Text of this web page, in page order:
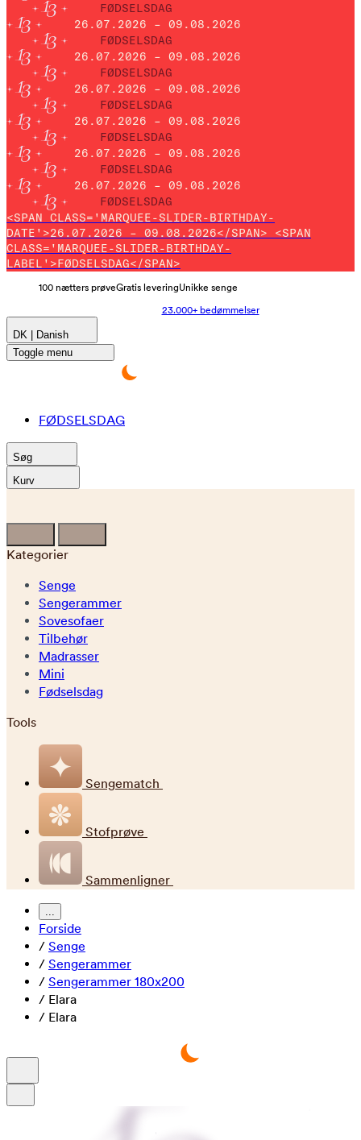
FØDSELSDAG
26.07.2026 – 09.08.2026
FØDSELSDAG
26.07.2026 – 09.08.2026
FØDSELSDAG
26.07.2026 – 09.08.2026
FØDSELSDAG
26.07.2026 – 09.08.2026
FØDSELSDAG
26.07.2026 – 09.08.2026
FØDSELSDAG
26.07.2026 – 09.08.2026
FØDSELSDAG
<SPAN CLASS='MARQUEE-SLIDER-BIRTHDAY-
DATE'>26.07.2026 – 09.08.2026</SPAN> <SPAN
CLASS='MARQUEE-SLIDER-BIRTHDAY-
LABEL'>FØDSELSDAG</SPAN>
100 nætters prøveGratis leveringUnikke senge
23.000+ bedømmelser
DK | Danish
Toggle menu
FØDSELSDAG
Søg
Kurv
Kategorier
Senge
Sengerammer
Sovesofaer
Tilbehør
Madrasser
Mini
Fødselsdag
Tools
Sengematch
Stofprøve
Sammenligner
...
Forside
/ Senge
/ Sengerammer
/ Sengerammer 180x200
/ Elara
/ Elara